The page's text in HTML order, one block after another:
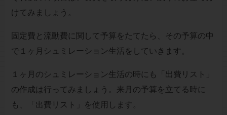
けてみましょう。
固定費と流動費に関して予算をたてたら、その予算の中
で１ヶ月シュミレーション生活をしていきます。
１ヶ月のシュミレーション生活の時にも「出費リスト」
の作成は行ってみましょう。来月の予算を立てる時に
も、「出費リスト」を使用します。